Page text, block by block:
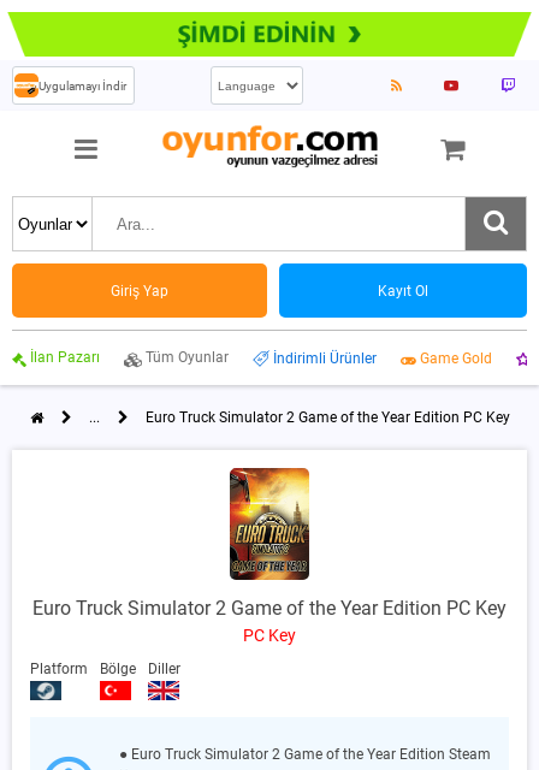
Uygulamayı İndir
Giriş Yap Kayıt Ol
İlan Pazarı Tüm Oyunlar İndirimli Ürünler Game Gold
... Euro Truck Simulator 2 Game of the Year Edition PC Key
Euro Truck Simulator 2 Game of the Year Edition PC Key
PC Key
Platform Bölge Diller
● Euro Truck Simulator 2 Game of the Year Edition Steam